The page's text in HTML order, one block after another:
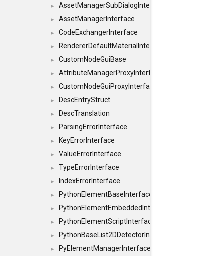
► AssetManagerSubDialogInterface
► AssetManagerInterface
► CodeExchangerInterface
► RendererDefaultMaterialInterface
► CustomNodeGuiBase
► AttributeManagerProxyInterface
► CustomNodeGuiProxyInterface
► DescEntryStruct
► DescTranslation
► ParsingErrorInterface
► KeyErrorInterface
► ValueErrorInterface
► TypeErrorInterface
► IndexErrorInterface
► PythonElementBaseInterface
► PythonElementEmbeddedInterface
► PythonElementScriptInterface
► PythonBaseList2DDetectorInterface
► PyElementManagerInterface